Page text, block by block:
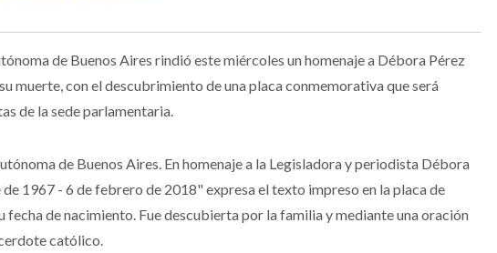
de Buenos Aires rindió este miércoles un homenaje a Débora Pérez
muerte, con el descubrimiento de una placa conmemorativa que será
de la sede parlamentaria.
de Buenos Aires. En homenaje a la Legisladora y periodista Débora
1967 - 6 de febrero de 2018" expresa el texto impreso en la placa de
fecha de nacimiento. Fue descubierta por la familia y mediante una oración
católico.